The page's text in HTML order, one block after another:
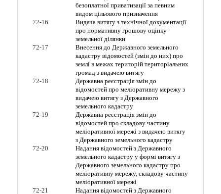
безоплатної приватизації за певним
видом цільового призначення
72-16
Видача витягу з технічної документації
про нормативну грошову оцінку
земельної ділянки
72-17
Внесення до Державного земельного
кадастру відомостей (змін до них) про
землі в межах територій територіальних
громад з видачею витягу
72-18
Державна реєстрація змін до
відомостей про меліоративну мережу з
видачею витягу з Державного
земельного кадастру
72-19
Державна реєстрація змін до
відомостей про складову частину
меліоративної мережі з видачею витягу
з Державного земельного кадастру
72-20
Надання відомостей з Державного
земельного кадастру у формі витягу з
Державного земельного кадастру про
меліоративну мережу, складову частину
меліоративної мережі
72-21
Надання відомостей з Державного